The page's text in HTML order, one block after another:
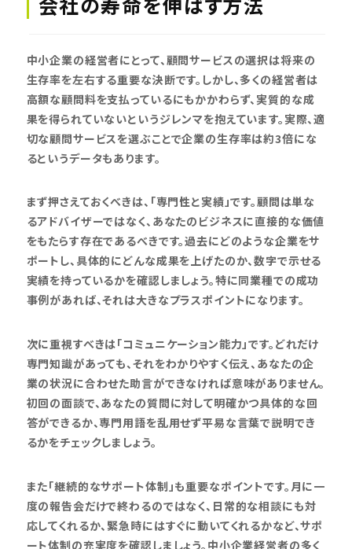
中小企業の経営者にとって、顧問サービスの選択は将来の
生存率を左右する重要な決断です。しかし、多くの経営者は
高額な顧問料を支払っているにもかかわらず、実質的な成
果を得られていないというジレンマを抱えています。実際、適
切な顧問サービスを選ぶことで企業の生存率は約3倍にな
るというデータもあります。
まず押さえておくべきは、「専門性と実績」です。顧問は単な
るアドバイザーではなく、あなたのビジネスに直接的な価値
をもたらす存在であるべきです。過去にどのような企業をサ
ポートし、具体的にどんな成果を上げたのか、数字で示せる
実績を持っているかを確認しましょう。特に同業種での成功
事例があれば、それは大きなプラスポイントになります。
次に重視すべきは「コミュニケーション能力」です。どれだけ
専門知識があっても、それをわかりやすく伝え、あなたの企
業の状況に合わせた助言ができなければ意味がありません。
初回の面談で、あなたの質問に対して明確かつ具体的な回
答ができるか、専門用語を乱用せず平易な言葉で説明でき
るかをチェックしましょう。
また「継続的なサポート体制」も重要なポイントです。月に一
度の報告会だけで終わるのではなく、日常的な相談にも対
応してくれるか、緊急時にはすぐに動いてくれるかなど、サポ
ート体制の充実度を確認しましょう。中小企業経営者の多く